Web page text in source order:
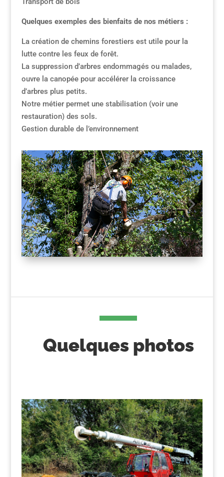
Quelques exemples des bienfaits de nos métiers :
La création de chemins forestiers est utile pour la
lutte contre les feux de forêt.
La suppression d’arbres endommagés ou malades,
ouvre la canopée pour accélérer la croissance
d’arbres plus petits.
Notre métier permet une stabilisation (voir une
restauration) des sols.
Gestion durable de l’environnement
Quelques photos